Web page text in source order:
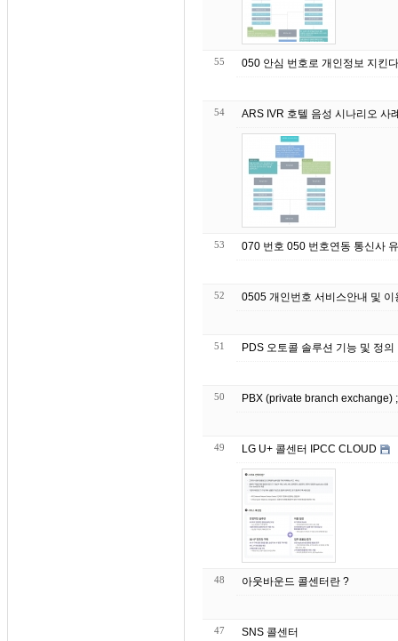
55 050 안심 번호로 개인정보 지킨다
54 ARS IVR 호텔 음성 시나리오 사
53 070 번호 050 번호연동 통신사
52 0505 개인번호 서비스안내 및 이
51 PDS 오토콜 솔루션 기능 및 정의
50 PBX (private branch exchange)
49 LG U+ 콜센터 IPCC CLOUD
48 아웃바운드 콜센터란 ?
47 SNS 콜센터